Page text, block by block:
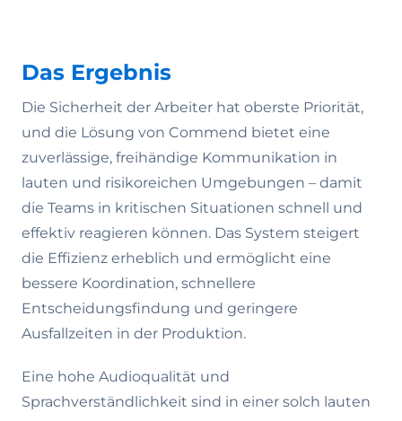
Das Ergebnis
Die Sicherheit der Arbeiter hat oberste Priorität,
und die Lösung von Commend bietet eine
zuverlässige, freihändige Kommunikation in
lauten und risikoreichen Umgebungen – damit
die Teams in kritischen Situationen schnell und
effektiv reagieren können. Das System steigert
die Effizienz erheblich und ermöglicht eine
bessere Koordination, schnellere
Entscheidungsfindung und geringere
Ausfallzeiten in der Produktion.
Eine hohe Audioqualität und
Sprachverständlichkeit sind in einer solch lauten